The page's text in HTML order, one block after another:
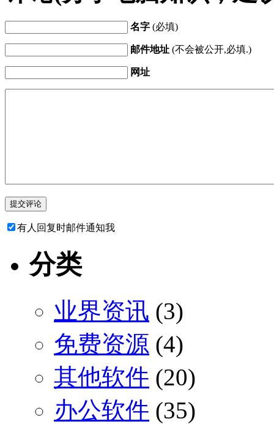
名字 (必填)
邮件地址 (不会被公开,必填.)
网址
有人回复时邮件通知我
分类
业界资讯 (3)
免费资源 (4)
其他软件 (20)
办公软件 (35)